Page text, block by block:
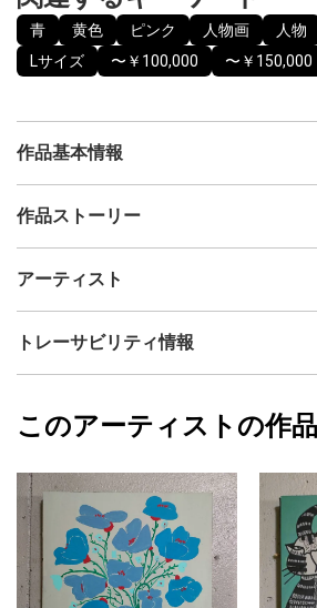
青 黄色 ピンク 人物画 人物
Lサイズ
〜￥100,000 〜￥150,000
作品基本情報
出品者
制作年
技法
アクリル
カラー
青
ピンク
ジャンル
人物画
配送目安
二週間以内
作品ストーリー
表面は味わいのある質感で、部分的に艶
了承くださいませ。
直射日光があたらない場所に飾ることをお
アーティスト
山口香代子
フォローする
トレーサビリティ情報
山口香代子
このアーティストの作品